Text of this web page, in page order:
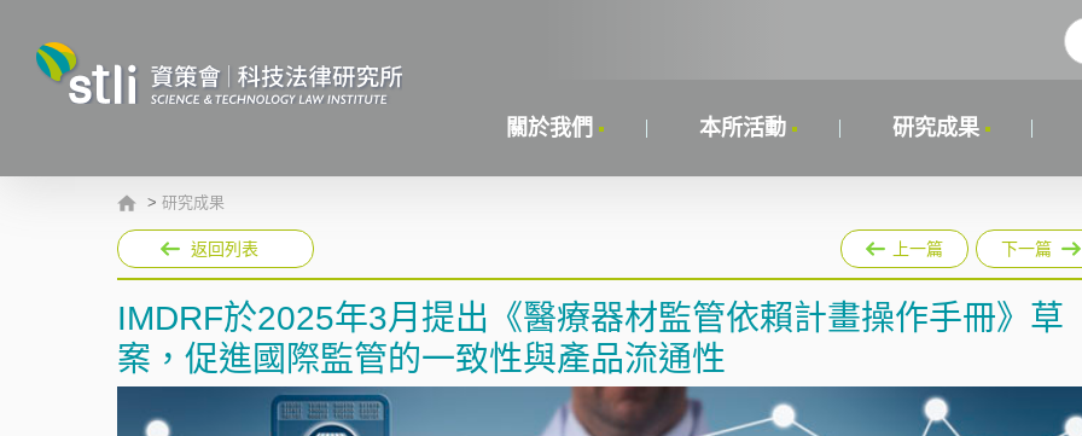
關於我們 本所活動 研究成果
> 研究成果
返回列表 上一篇 下一篇
IMDRF於2025年3月提出《醫療器材監管依賴計畫操作手冊》草
案，促進國際監管的一致性與產品流通性